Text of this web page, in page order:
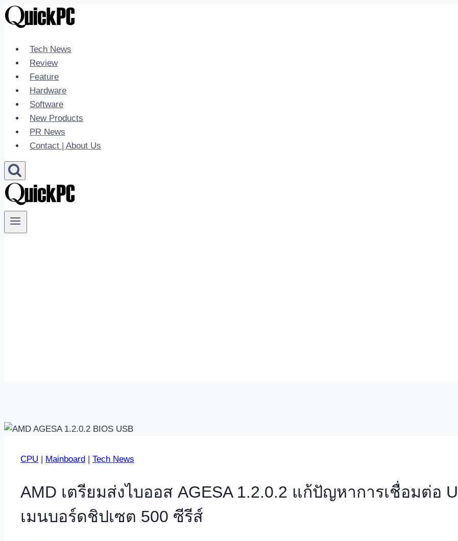
Skip
to
Tech News
Review
Feature
Hardware
Software
New Products
PR News
Contact | About Us
CPU Mainboard Tech News
AMD เตรียมส่งไบออส AGESA 1.2.0.2 แก้ปัญหาการเชื่อมต่อ
เมนบอร์ดชิปเซต 500 ซีรีส์